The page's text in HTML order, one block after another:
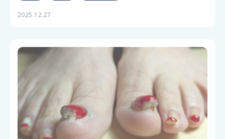
2025.12.27